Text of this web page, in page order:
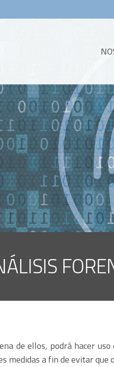
de ellos, podrá hacer
medidas a fin de evitar